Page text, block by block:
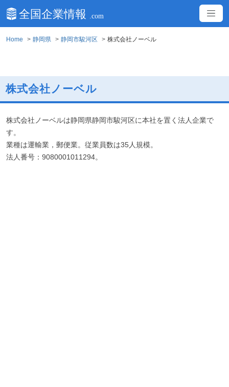
Home 静岡県 静岡市駿河区 株式会社ノーベル
株式会社ノーベル
株式会社ノーベルは静岡県静岡市駿河区に本社を置く法人企業で
す。
業種は運輸業，郵便業。従業員数は35人規模。
法人番号：9080001011294。